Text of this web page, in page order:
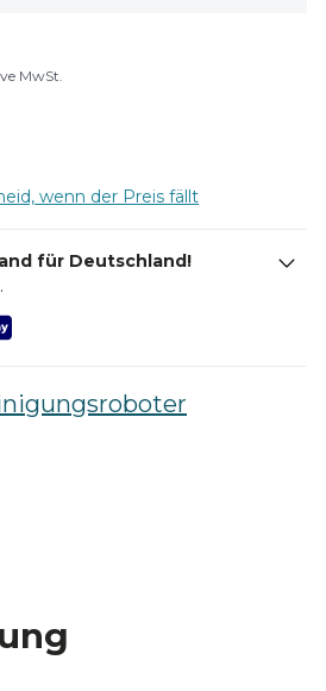
MwSt.
wenn der Preis fällt
für Deutschland!